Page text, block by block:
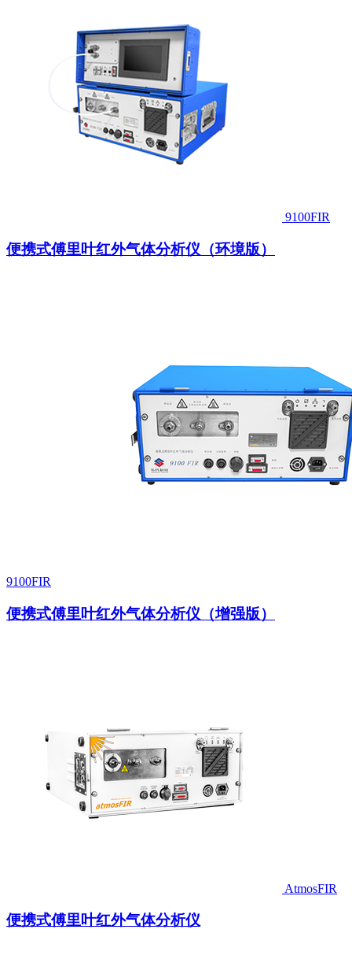
9100FIR
便携式傅里叶红外气体分析仪（环境版）
9100FIR
便携式傅里叶红外气体分析仪（增强版）
AtmosFIR
便携式傅里叶红外气体分析仪